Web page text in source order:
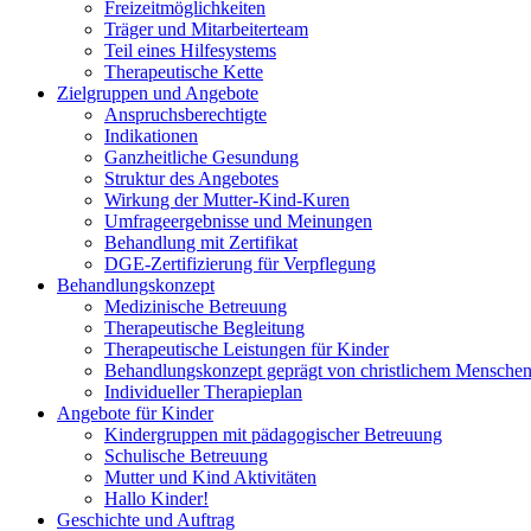
Freizeitmöglichkeiten
Träger und Mitarbeiterteam
Teil eines Hilfesystems
Therapeutische Kette
Zielgruppen und Angebote
Anspruchsberechtigte
Indikationen
Ganzheitliche Gesundung
Struktur des Angebotes
Wirkung der Mutter-Kind-Kuren
Umfrageergebnisse und Meinungen
Behandlung mit Zertifikat
DGE-Zertifizierung für Verpflegung
Behandlungskonzept
Medizinische Betreuung
Therapeutische Begleitung
Therapeutische Leistungen für Kinder
Behandlungskonzept geprägt von christlichem
Individueller Therapieplan
Angebote für Kinder
Kindergruppen mit pädagogischer Betreuung
Schulische Betreuung
Mutter und Kind Aktivitäten
Hallo Kinder!
Geschichte und Auftrag